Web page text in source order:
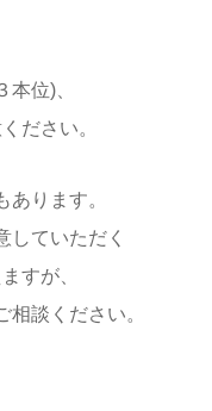
位)、
ださい。
ります。
していただく
すが、
談ください。